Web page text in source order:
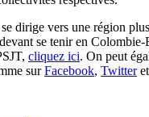
dirige vers une région
se tenir en
cliquez ici. On peut
surFacebook, Twitteret